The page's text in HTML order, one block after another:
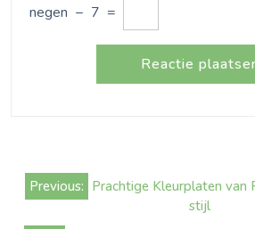
negen − 7 =
Bericht
navigatie
Previous: Prachtige Kleurplaten van
stijl